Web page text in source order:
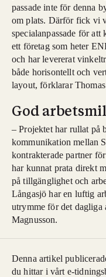
passade inte för denna
om plats. Därför fick vi
specialanpassade för
ett företag som heter
och har levererat
både horisontellt och
layout, förklarar
God
– Projektet har rullat på
kommunikation mellan
kontrakterade partner
har kunnat prata direkt
på tillgänglighet och
Långasjö har en luftig
utrymmeför det dagliga
Magnusson.
Denna artikel
du hittar i vårt e-